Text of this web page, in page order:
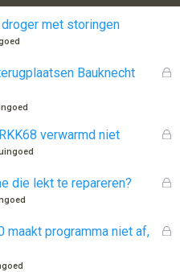
met storingen
G
o
Bauknecht
G
n
verwarmd niet
G
die lekt te repareren?
G
maakt programma niet af,